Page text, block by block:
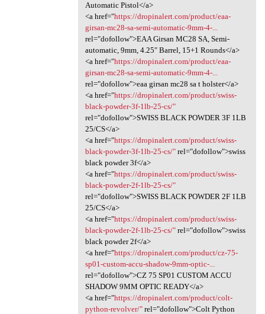
Automatic Pistol</a>
<a href="https://dropinalert.com/product/eaa-
girsan-mc28-sa-semi-automatic-9mm-4-...
rel="dofollow">EAA Girsan MC28 SA, Semi-
automatic, 9mm, 4.25″ Barrel, 15+1 Rounds</a>
<a href="https://dropinalert.com/product/eaa-
girsan-mc28-sa-semi-automatic-9mm-4-...
rel="dofollow">eaa girsan mc28 sa t holster</a>
<a href="https://dropinalert.com/product/swiss-
black-powder-3f-1lb-25-cs/"
rel="dofollow">SWISS BLACK POWDER 3F 1LB
25/CS</a>
<a href="https://dropinalert.com/product/swiss-
black-powder-3f-1lb-25-cs/"rel="dofollow">swiss
black powder 3f</a>
<a href="https://dropinalert.com/product/swiss-
black-powder-2f-1lb-25-cs/"
rel="dofollow">SWISS BLACK POWDER 2F 1LB
25/CS</a>
<a href="https://dropinalert.com/product/swiss-
black-powder-2f-1lb-25-cs/"rel="dofollow">swiss
black powder 2f</a>
<a href="https://dropinalert.com/product/cz-75-
sp01-custom-accu-shadow-9mm-optic-...
rel="dofollow">CZ 75 SP01 CUSTOM ACCU
SHADOW 9MM OPTIC READY</a>
<a href="https://dropinalert.com/product/colt-
python-revolver/"rel="dofollow">Colt Python